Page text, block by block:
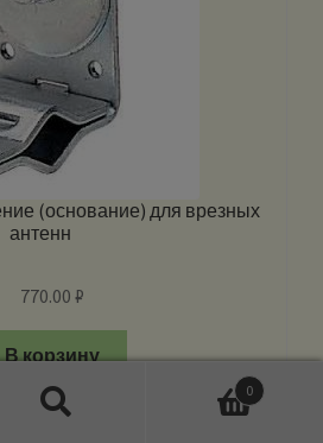
(основание) для врезных
антенн
770.00₽
В корзину
0